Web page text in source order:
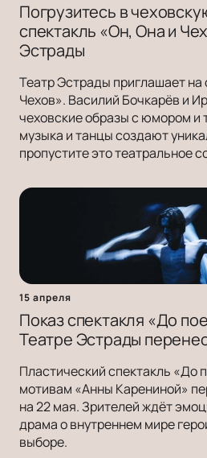
Погрузитесь в
спектакль «Он, Она и
Эстрады
Театр Эстрады приглашает на
Чехов». Василий Бочкарёв и
чеховские образы с юмором и
музыка и танцы создают
пропустите это театральное
15 апреля
Показ спектакля «До
Театре Эстрады
Пластический спектакль «До
мотивам «Анны Карениной»
на 22 мая. Зрителей ждёт
драма о внутреннем мире
выборе.